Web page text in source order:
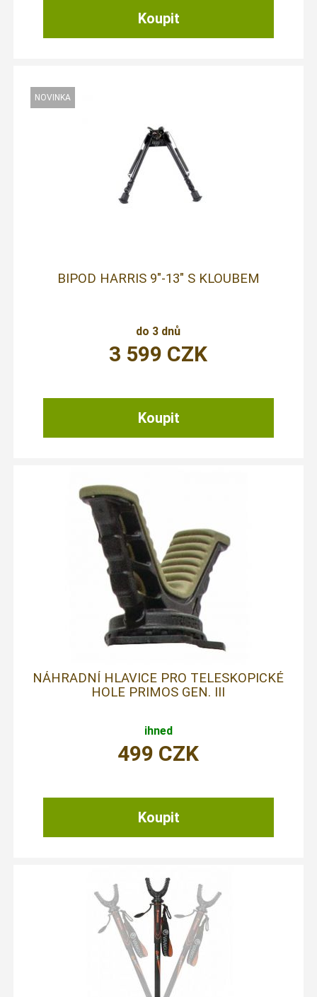
BIPOD HARRIS 9"-13" S KLOUBEM
do 3 dnů
3 599 CZK
NÁHRADNÍ HLAVICE PRO TELESKOPICKÉ
HOLE PRIMOS GEN. III
ihned
499 CZK